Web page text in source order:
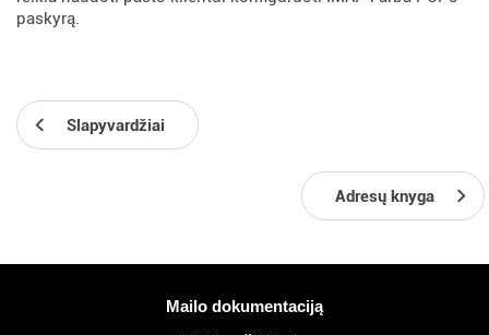
paskyrą.
Slapyvardžiai
Adresų knyga
Daugiau informacijosMailo dokumentaciją